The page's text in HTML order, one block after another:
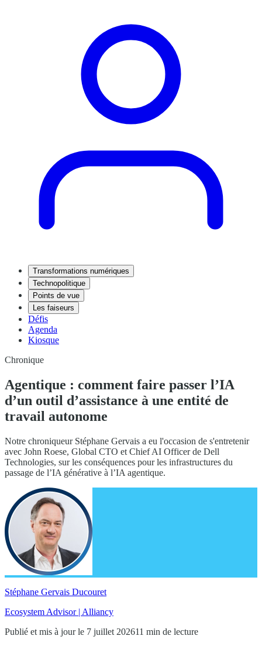
Transformations numériques
Technopolitique
Points de vue
Les faiseurs
Défis
Agenda
Kiosque
Chronique
Agentique : comment faire passer l’IA
d’un outil d’assistance à une entité de
travail autonome
Notre chroniqueur Stéphane Gervais a eu l'occasion de s'entretenir
avec John Roese, Global CTO et Chief AI Officer de Dell
Technologies, sur les conséquences pour les infrastructures du
passage de l’IA générative à l’IA agentique.
Stéphane Gervais Ducouret
Ecosystem Advisor | Alliancy
Publié et mis à jour le 7 juillet 202611 min de lecture